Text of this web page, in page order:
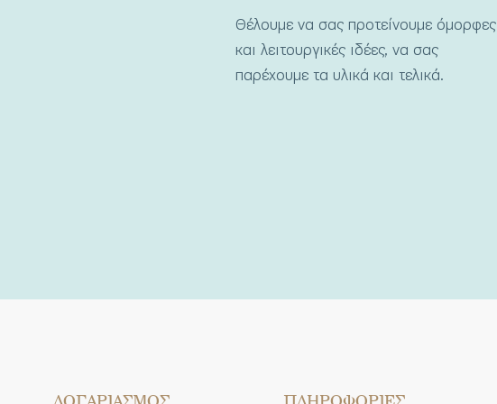
Θέλουμε να σας προτείνουμε όμορφες
και λειτουργικές ιδέες, να σας
παρέχουμε τα υλικά και τελικά.